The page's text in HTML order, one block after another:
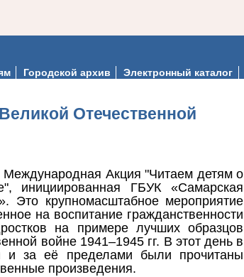
Городской архив Электронный каталог
Отечественной
Международная Акция "Читаем детям о
инициированная ГБУК «Самарская
Это крупномасштабное мероприятие
на воспитание гражданственности
на примере лучших образцов
войне 1941–1945 гг. В этот день в
и за её пределами были прочитаны
произведения.